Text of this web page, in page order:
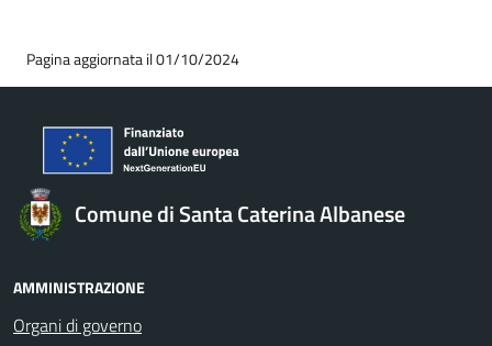
Pagina aggiornata il 01/10/2024
Comune di Santa Caterina Albanese
AMMINISTRAZIONE
Organi di governo